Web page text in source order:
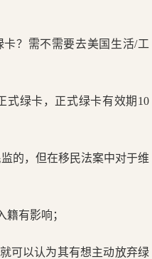
？需不需要去美国生活/工
式绿卡，正式绿卡有效期10
的，但在移民法案中对于维
有影响；
可以认为其有想主动放弃绿